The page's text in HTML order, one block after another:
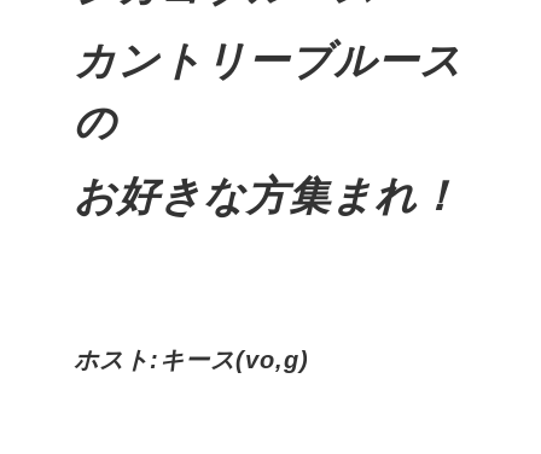
カントリーブルース
の
お好きな方集まれ！
ホスト:キース(vo,g)